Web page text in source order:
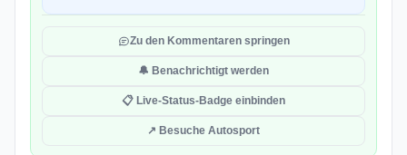
Zu den Kommentaren springen
🔔 Benachrichtigt werden
📋 Live-Status-Badge einbinden
↗ Besuche Autosport